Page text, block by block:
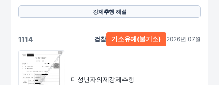
강제추행 해설
1114
미성년자의제강제추행
검찰 기소유예(불기소) 2026년 07월